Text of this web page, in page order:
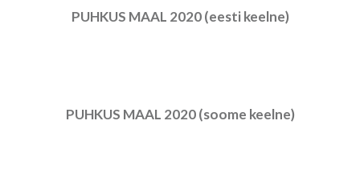
PUHKUS MAAL 2020 (eesti keelne)
PUHKUS MAAL 2020 (soome keelne)